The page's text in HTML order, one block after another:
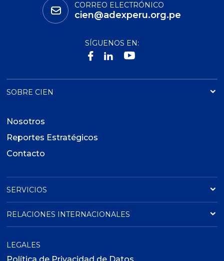
CORREO ELECTRÓNICO
cien@adexperu.org.pe
SÍGUENOS EN:
SOBRE CIEN
Nosotros
Reportes Estratégicos
Contacto
SERVICIOS
RELACIONES INTERNACIONALES
LEGALES